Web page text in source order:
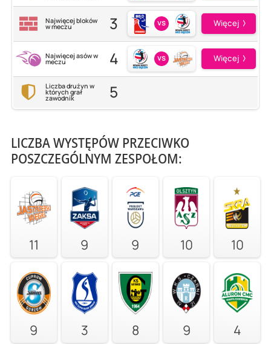
Najwięcej bloków
w meczu 3 vs Więcej
Najwięcej asów w
meczu 4 vs Więcej
Liczba drużyn w
których grał
zawodnik 5
LICZBA WYSTĘPÓW PRZECIWKO
POSZCZEGÓLNYM ZESPOŁOM:
11 9 9 10 10
9 3 8 9 4